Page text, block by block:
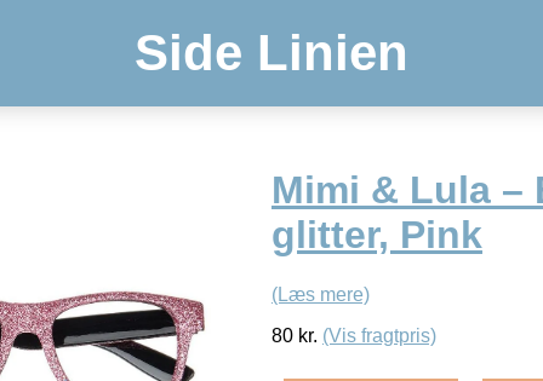
Side Linien
Mimi & Lula –
glitter, Pink
(Læs mere)
80 kr. (Vis fragtpris)